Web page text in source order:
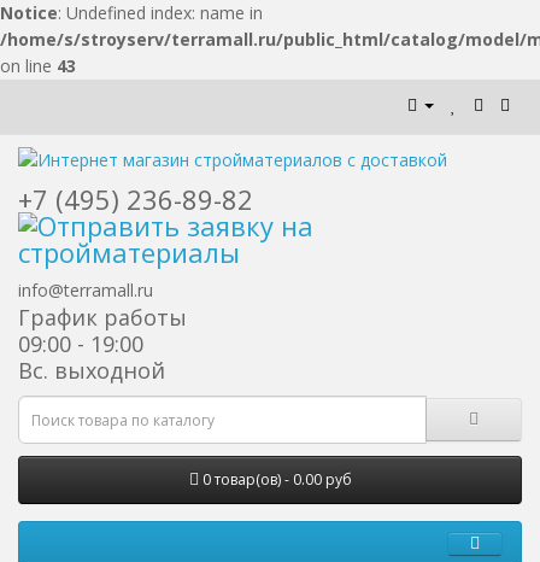
Notice: Undefined index: name in
/home/s/stroyserv/terramall.ru/public_html/catalog/model/
on line 43
+7 (495) 236-89-82
info@terramall.ru
График работы
09:00 - 19:00
Вс. выходной
0 товар(ов) - 0.00 руб